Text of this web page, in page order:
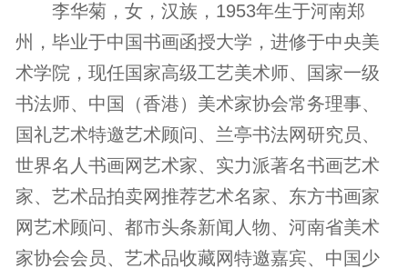
李华菊，女，汉族，1953年生于河南郑
州，毕业于中国书画函授大学，进修于中央美
术学院，现任国家高级工艺美术师、国家一级
书法师、中国（香港）美术家协会常务理事、
国礼艺术特邀艺术顾问、兰亭书法网研究员、
世界名人书画网艺术家、实力派著名书画艺术
家、艺术品拍卖网推荐艺术名家、东方书画家
网艺术顾问、都市头条新闻人物、河南省美术
家协会会员、艺术品收藏网特邀嘉宾、中国少